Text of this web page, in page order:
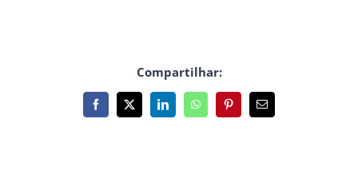
Compartilhar:
Facebook
X LinkedInWhatsAppPinterest
E-
mail